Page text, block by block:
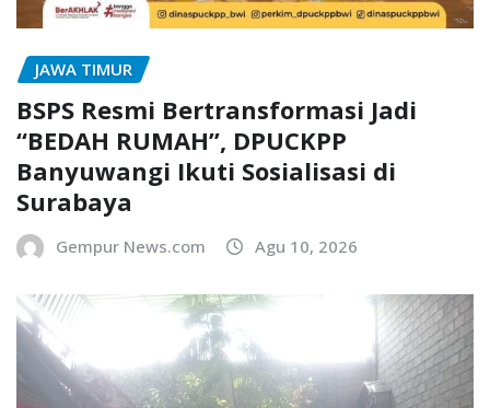
JAWA TIMUR
BSPS Resmi Bertransformasi Jadi
“BEDAH RUMAH”, DPUCKPP
Banyuwangi Ikuti Sosialisasi di
Surabaya
Gempur News.com Agu 10, 2026